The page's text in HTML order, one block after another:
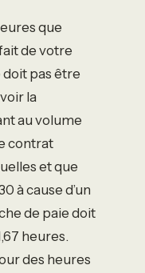
que
de votre
pas être
la
au volume
contrat
et que
à cause d’un
de paie doit
heures.
des heures